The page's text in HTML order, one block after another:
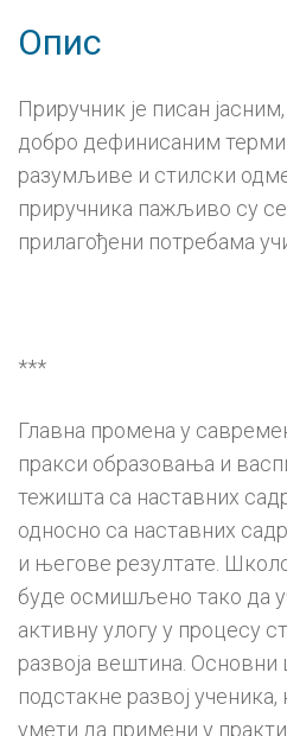
Опис
Приручник је писан
добро дефинисаним
разумљиве и стилски
приручника пажљиво су
прилагођени потребама
***
Главна промена у
пракси образовања и
тежишта са наставних
односно са наставних
и његове резултате.
буде осмишљено тако да
активну улогу у процесу
развоја вештина. Основни
подстакне развој
умети да примени у